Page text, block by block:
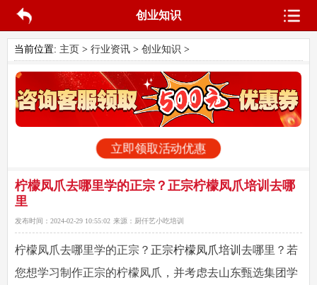
创业知识
当前位置: 主页 > 行业资讯> 创业知识 >
立即领取活动优惠
柠檬凤爪去哪里学的正宗？正宗柠檬凤爪培训去哪
里
发布时间： 2024-02-29 10:55:02 来源： 厨仟艺小吃培训
柠檬凤爪去哪里学的正宗 ？ 正宗柠檬凤爪培训 去哪里？若
您想学习制作正宗的柠檬凤爪，并考虑去山东甄选集团学